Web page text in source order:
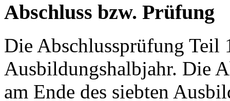
Abschluss bzw. Prüfung
Die Abschlussprüfung
Ausbildungshalbjahr. Die
am Ende des siebten